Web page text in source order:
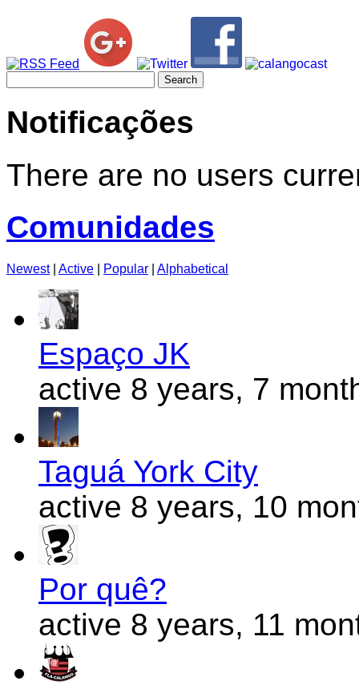
for:
Notificações
There are no users
Comunidades
Newest Active Popular Alphabetical
Espaço JK
active 8 years, 7
Taguá York City
active 8 years, 10
Por quê?
active 8 years, 11